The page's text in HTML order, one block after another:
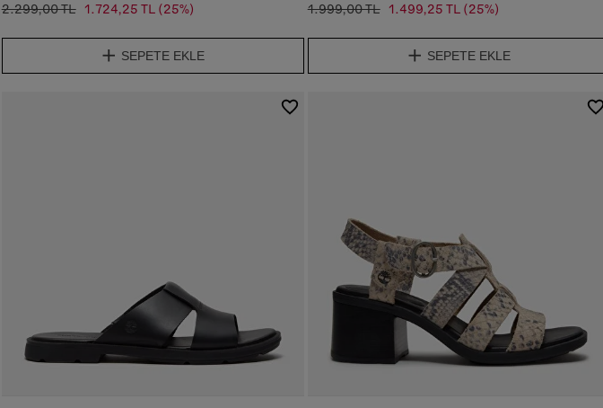
2.299,00 TL 1.724,25 TL (25%)
SEPETE EKLE
1.999,00 TL 1.499,25 TL (25%)
SEPETE EKLE